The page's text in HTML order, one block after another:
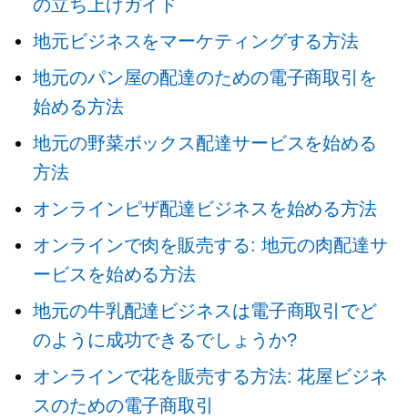
の立ち上げガイド
地元ビジネスをマーケティングする方法
地元のパン屋の配達のための電子商取引を
始める方法
地元の野菜ボックス配達サービスを始める
方法
オンラインピザ配達ビジネスを始める方法
オンラインで肉を販売する: 地元の肉配達サ
ービスを始める方法
地元の牛乳配達ビジネスは電子商取引でど
のように成功できるでしょうか?
オンラインで花を販売する方法: 花屋ビジネ
スのための電子商取引